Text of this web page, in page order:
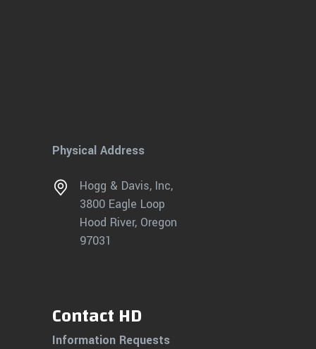
Physical Address
Hogg & Davis, Inc,
3800 Eagle Loop
Hood River, Oregon
97031
Contact HD
Information Requests